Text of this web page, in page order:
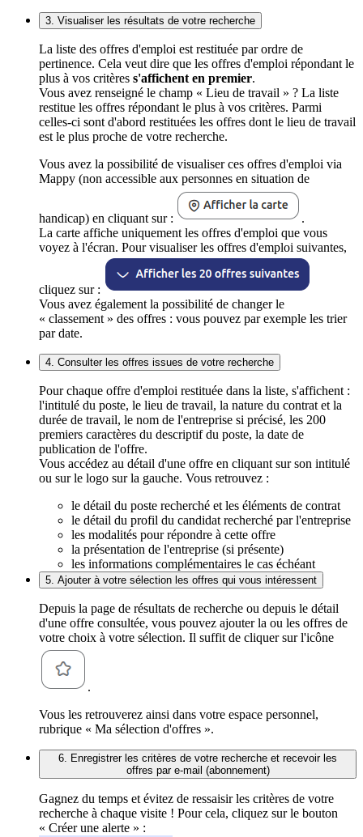
3. Visualiser les résultats de votre recherche
La liste des offres d'emploi est restituée par ordre de
pertinence. Cela veut dire que les offres d'emploi répondant le
plus à vos critères s'affichent en premier.
Vous avez renseigné le champ « Lieu de travail » ? La liste
restitue les offres répondant le plus à vos critères. Parmi
celles-ci sont d'abord restituées les offres dont le lieu de travail
est le plus proche de votre recherche.
Vous avez la possibilité de visualiser ces offres d'emploi via
Mappy (non accessible aux personnes en situation de
handicap) en cliquant sur :
.
La carte affiche uniquement les offres d'emploi que vous
voyez à l'écran. Pour visualiser les offres d'emploi suivantes,
cliquez sur :
Vous avez également la possibilité de changer le
« classement » des offres : vous pouvez par exemple les trier
par date.
4. Consulter les offres issues de votre recherche
Pour chaque offre d'emploi restituée dans la liste, s'affichent :
l'intitulé du poste, le lieu de travail, la nature du contrat et la
durée de travail, le nom de l'entreprise si précisé, les 200
premiers caractères du descriptif du poste, la date de
publication de l'offre.
Vous accédez au détail d'une offre en cliquant sur son intitulé
ou sur le logo sur la gauche. Vous retrouvez :
le détail du poste recherché et les éléments de contrat
le détail du profil du candidat recherché par l'entreprise
les modalités pour répondre à cette offre
la présentation de l'entreprise (si présente)
les informations complémentaires le cas échéant
5. Ajouter à votre sélection les offres qui vous intéressent
Depuis la page de résultats de recherche ou depuis le détail
d'une offre consultée, vous pouvez ajouter la ou les offres de
votre choix à votre sélection. Il suffit de cliquer sur l'icône
.
Vous les retrouverez ainsi dans votre espace personnel,
rubrique « Ma sélection d'offres ».
6. Enregistrer les critères de votre recherche et recevoir les
offres par e-mail (abonnement)
Gagnez du temps et évitez de ressaisir les critères de votre
recherche à chaque visite ! Pour cela, cliquez sur le bouton
« Créer une alerte » :